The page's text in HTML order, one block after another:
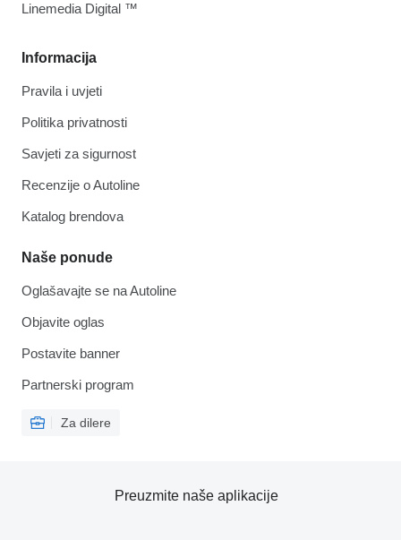
Informacija
Pravila i uvjeti
Politika privatnosti
Savjeti za sigurnost
Recenzije o Autoline
Katalog brendova
Naše ponude
Oglašavajte se na Autoline
Objavite oglas
Postavite banner
Partnerski program
Za dilere
Linemedia Digital ™
Preuzmite naše aplikacije